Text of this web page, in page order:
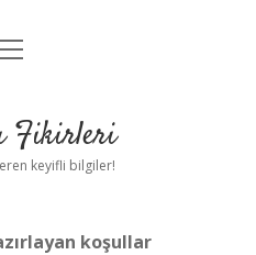
Uyarı
Fikirleri
keyifli bilgiler!
koşullar